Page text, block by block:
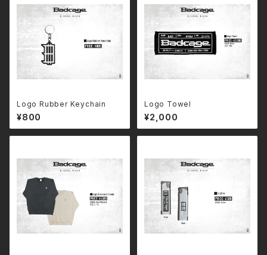
Logo Rubber Keychain
¥800
Logo Towel
¥2,000